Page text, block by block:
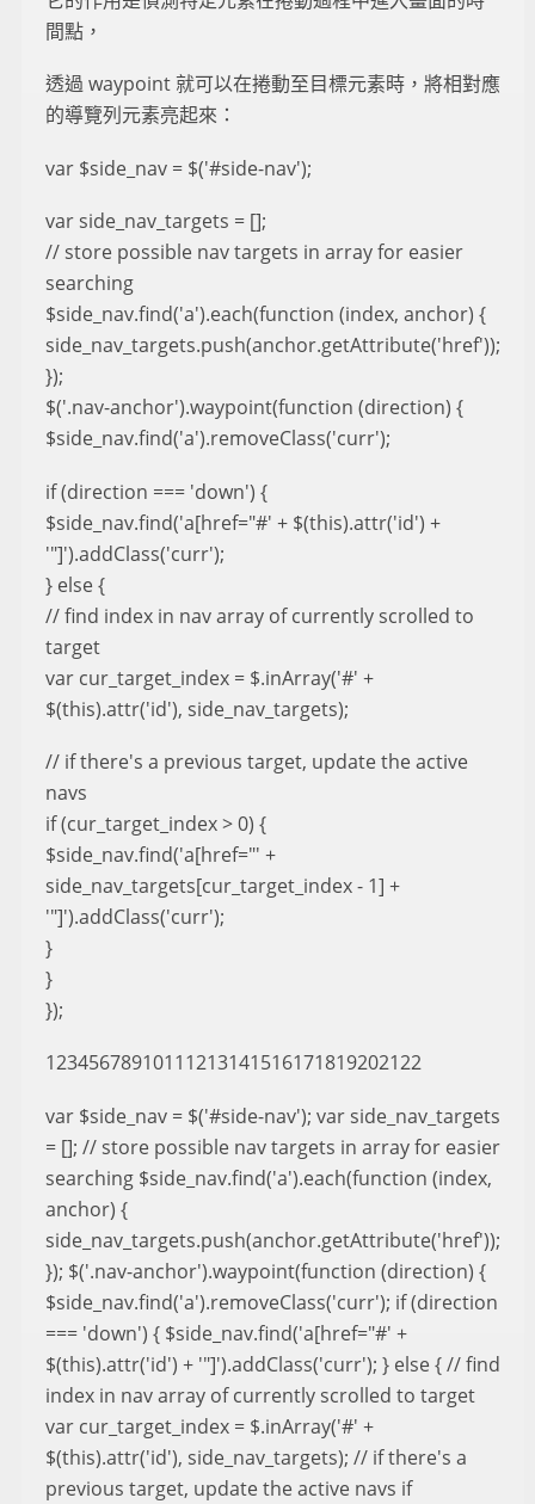
間點，
透過 waypoint 就可以在捲動至目標元素時，將相對應
的導覽列元素亮起來：
var $side_nav = $('#side-nav');
var side_nav_targets = [];
// store possible nav targets in array for easier
searching
$side_nav.find('a').each(function (index, anchor) {
side_nav_targets.push(anchor.getAttribute('href'));
});
$('.nav-anchor').waypoint(function (direction) {
$side_nav.find('a').removeClass('curr');
if (direction === 'down') {
$side_nav.find('a[href="#' + $(this).attr('id') +
'"]').addClass('curr');
} else {
// find index in nav array of currently scrolled to
target
var cur_target_index = $.inArray('#' +
$(this).attr('id'), side_nav_targets);
// if there's a previous target, update the active
navs
if (cur_target_index > 0) {
$side_nav.find('a[href="' +
side_nav_targets[cur_target_index - 1] +
'"]').addClass('curr');
}
}
});
12345678910111213141516171819202122
var $side_nav = $('#side-nav'); var side_nav_targets
= []; // store possible nav targets in array for easier
searching $side_nav.find('a').each(function (index,
anchor) {
side_nav_targets.push(anchor.getAttribute('href'));
}); $('.nav-anchor').waypoint(function (direction) {
$side_nav.find('a').removeClass('curr'); if (direction
=== 'down') { $side_nav.find('a[href="#' +
$(this).attr('id') + '"]').addClass('curr'); } else { // find
index in nav array of currently scrolled to target
var cur_target_index = $.inArray('#' +
$(this).attr('id'), side_nav_targets); // if there's a
previous target, update the active navs if